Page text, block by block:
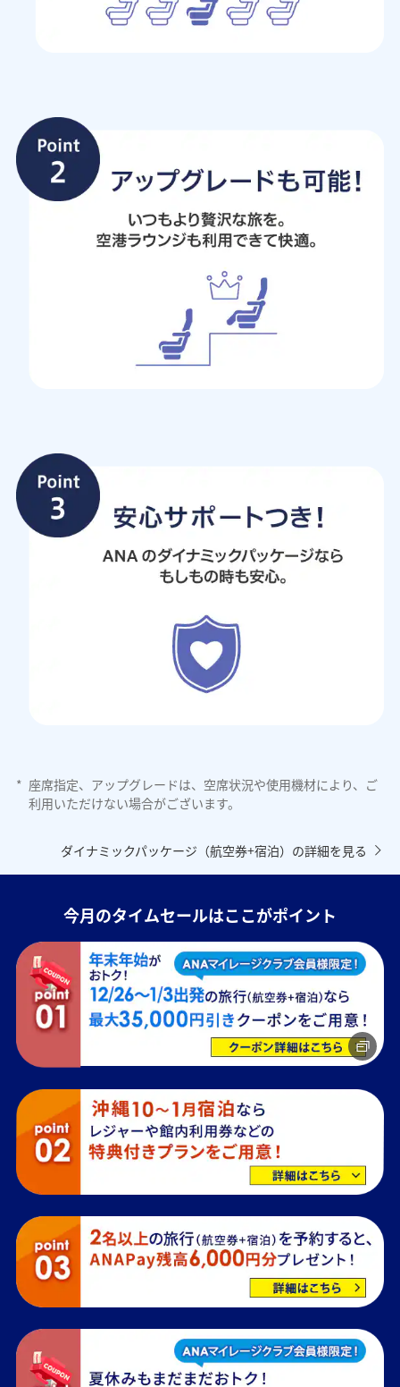
* 座席指定、アップグレードは、空席状況や使用機材により、ご
利用いただけない場合がございます。
ダイナミックパッケージ（航空券+宿泊）の詳細を見る
今月のタイムセールはここがポイント